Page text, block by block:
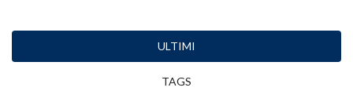
ULTIMI
TAGS